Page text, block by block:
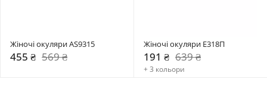
Жіночі окуляри AS9315
455 ₴ 569 ₴
Жіночі окуляри Е318П
191 ₴ 639 ₴
+ 3 кольори